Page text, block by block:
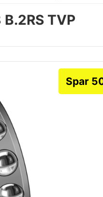
TVP
Spar